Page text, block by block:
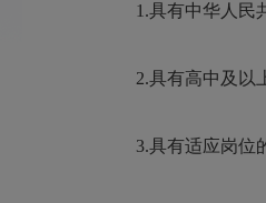
1.具有中华人民
2.具有高中及以
3.具有适应岗位